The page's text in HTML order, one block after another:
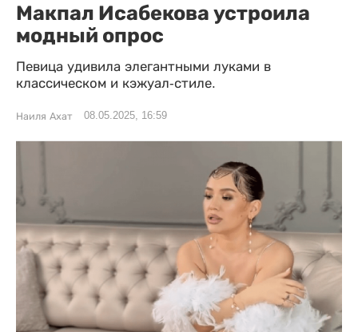
Макпал Исабекова устроила
модный опрос
Певица удивила элегантными луками в
классическом и кэжуал-стиле.
Наиля Ахат 08.05.2025, 16:59